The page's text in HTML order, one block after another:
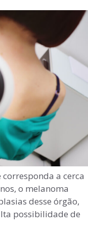
a cerca
o melanoma
desse órgão,
possibilidade de